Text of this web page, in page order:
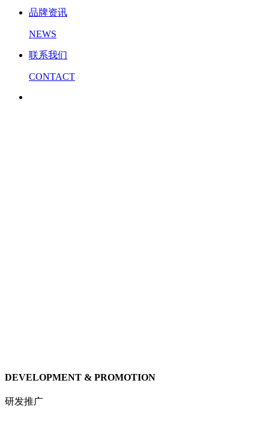
品牌资讯
NEWS
联系我们
CONTACT
DEVELOPMENT & PROMOTION
研发推广